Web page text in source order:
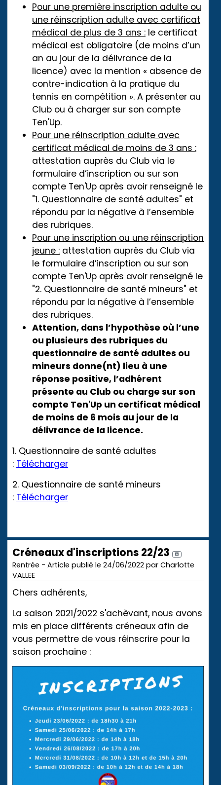
Pour une première inscription adulte ou
une réinscription adulte avec certificat
médical de plus de 3 ans : le certificat
médical est obligatoire (de moins d’un
an au jour de la délivrance de la
licence) avec la mention « absence de
contre-indication à la pratique du
tennis en compétition ». A présenter au
Club ou à charger sur son compte
Ten'Up.
Pour une réinscription adulte avec
certificat médical de moins de 3 ans :
attestation auprès du Club via le
formulaire d’inscription ou sur son
compte Ten'Up après avoir renseigné le
"1. Questionnaire de santé adultes" et
répondu par la négative à l’ensemble
des rubriques.
Pour une inscription ou une réinscription
jeune : attestation auprès du Club via
le formulaire d’inscription ou sur son
compte Ten'Up après avoir renseigné le
"2. Questionnaire de santé mineurs" et
répondu par la négative à l’ensemble
des rubriques.
Attention, dans l’hypothèse où l’une
ou plusieurs des rubriques du
questionnaire de santé adultes ou
mineurs donne(nt) lieu à une
réponse positive, l’adhérent
présente au Club ou charge sur son
compte Ten'Up un certificat médical
de moins de 6 mois au jour de la
délivrance de la licence.
1. Questionnaire de santé adultes
: Télécharger
2. Questionnaire de santé mineurs
: Télécharger
Créneaux d'inscriptions 22/23
Rentrée - Article publié le 24/06/2022 par Charlotte
VALLEE
Chers adhérents,
La saison 2021/2022 s'achèvant, nous avons
mis en place différents créneaux afin de
vous permettre de vous réinscrire pour la
saison prochaine :